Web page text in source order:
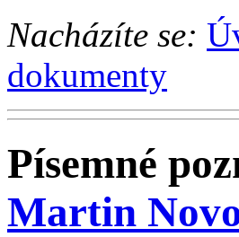
Nacházíte se:
dokumenty
Písemné
Martin